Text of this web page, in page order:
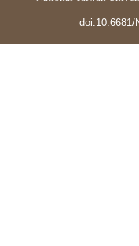
doi:10.6681/